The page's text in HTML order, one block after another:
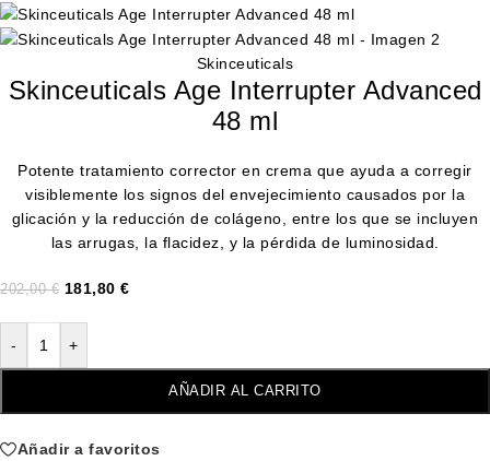
Skinceuticals
Skinceuticals Age Interrupter Advanced
48 ml
Potente tratamiento corrector en crema que ayuda a corregir
visiblemente los signos del envejecimiento causados por la
glicación y la reducción de colágeno, entre los que se incluyen
las arrugas, la flacidez, y la pérdida de luminosidad.
202,00€ 181,80 €
- +
AÑADIR AL CARRITO
Añadir a favoritos